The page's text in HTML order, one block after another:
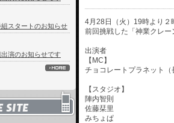
組スタートのお知らせ
出演のお知らせです
4月28日（火）19時より２
前回挑戦した「神業クレ
出演者
【MC】
チョコレートプラネット
【スタジオ】
陣内智則
佐藤栞里
みちょぱ